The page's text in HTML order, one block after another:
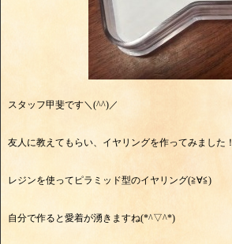
スタッフ甲斐です＼(^^)／
友人に教えてもらい、イヤリングを作ってみました！
レジンを使ってピラミッド型のイヤリング(≧∀≦)
自分で作ると愛着が湧きますね(*^▽^*)